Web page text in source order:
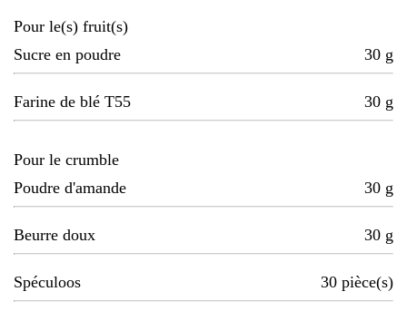
Pour le(s) fruit(s)
Sucre en poudre
30 g
Farine de blé T55 30 g
Pour le crumble
Poudre d'amande
30 g
Beurre doux 30 g
Spéculoos 30 pièce(s)